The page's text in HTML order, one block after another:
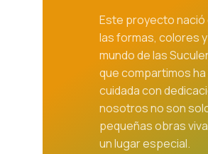
Este proyecto nació
las formas, colores
mundo de las
que compartimos
cuidada con
nosotros no son
pequeñas obras
un lugar especial.